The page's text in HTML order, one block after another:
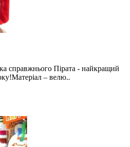
справжнього Пірата - найкращий
– велю..